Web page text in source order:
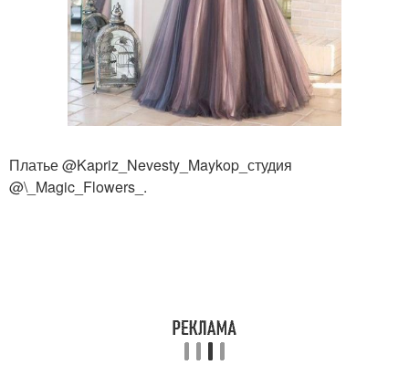
Платье @Kapriz_Nevesty_Maykop_студия
@\_Magic_Flowers_.